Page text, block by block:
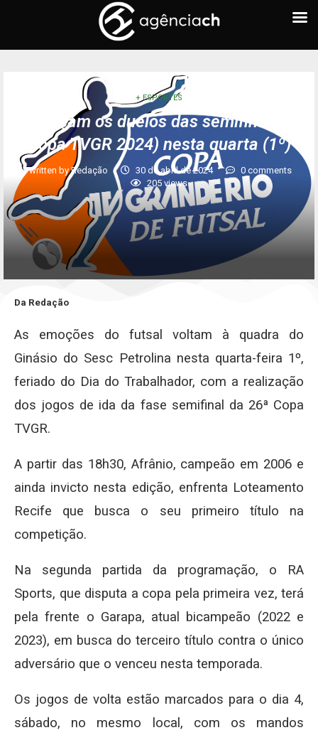
+ ESPORTES
Começam os duelos das semifinais da
Copa TVGR 2024) nesta quarta (1º)
written byRedação 30 de abril de 2024
0 comments
205 views
Da Redação
As emoções do futsal voltam à quadra do
Ginásio do Sesc Petrolina nesta quarta-feira 1º,
feriado do Dia do Trabalhador, com a realização
dos jogos de ida da fase semifinal da 26ª Copa
TVGR.
A partir das 18h30, Afrânio, campeão em 2006 e
ainda invicto nesta edição, enfrenta Loteamento
Recife que busca o seu primeiro título na
competição.
Na segunda partida da programação, o RA
Sports, que disputa a copa pela primeira vez, terá
pela frente o Garapa, atual bicampeão (2022 e
2023), em busca do terceiro título contra o único
adversário que o venceu nesta temporada.
Os jogos de volta estão marcados para o dia 4,
sábado, no mesmo local, com os mandos